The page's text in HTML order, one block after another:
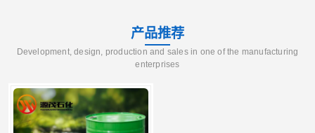
产品推荐
Development, design, production and sales in one of the manufacturing
enterprises